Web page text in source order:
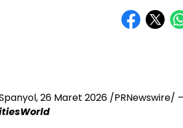
Spanyol, 26 Maret 2026 /PRNewswire/